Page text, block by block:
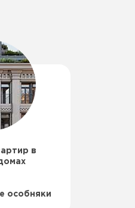
в
особняки